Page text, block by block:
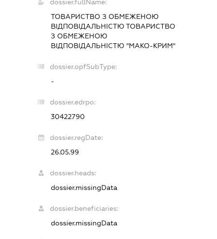
dossier.fullName:
ТОВАРИСТВО З ОБМЕЖЕНОЮ
ВІДПОВІДАЛЬНІСТЮ ТОВАРИСТВО
З ОБМЕЖЕНОЮ
ВІДПОВІДАЛЬНІСТЮ "МАКО-КРИМ"
dossier.opfSubType:
-
dossier.edrpo:
30422790
dossier.regDate:
26.05.99
dossier.heads:
dossier.missingData
dossier.beneficiaries:
dossier.missingData